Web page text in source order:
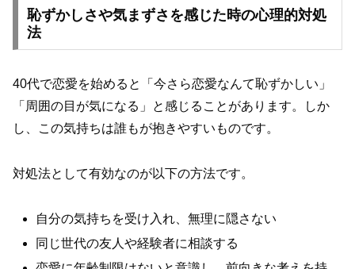
恥ずかしさや気まずさを感じた時の心理的対処
法
40代で恋愛を始めると「今さら恋愛なんて恥ずかしい」
「周囲の目が気になる」と感じることがあります。しか
し、この気持ちは誰もが抱きやすいものです。
対処法として有効なのが以下の方法です。
自分の気持ちを受け入れ、無理に隠さない
同じ世代の友人や経験者に相談する